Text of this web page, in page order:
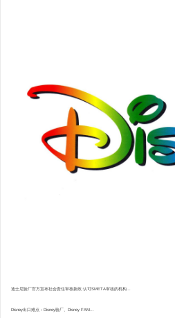
迪士尼验厂官方宣布社会责任审核新政:认可SMETA审核的机构...
Disney出口难点：Disney验厂、Disney FAM...